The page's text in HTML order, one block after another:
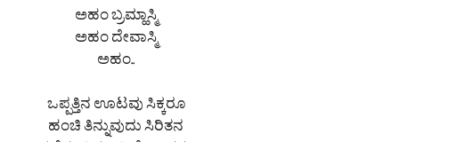
ಅಹಂ ಬ್ರಮ್ಹಾಸ್ಮಿ
ಅಹಂ ದೇವಾಸ್ಮಿ
ಅಹಂ..
ಒಪ್ಪತ್ತಿನ ಊಟವು ಸಿಕ್ಕರೂ
ಹಂಚಿ ತಿನ್ನುವುದು ಸಿರಿತನ